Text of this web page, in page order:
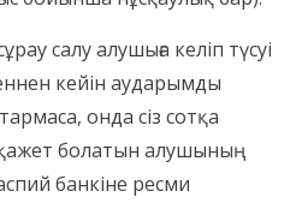
салу алушыға келіп түсуі
кейін аударымды
онда сіз сотқа
болатын алушының
банкіне ресми